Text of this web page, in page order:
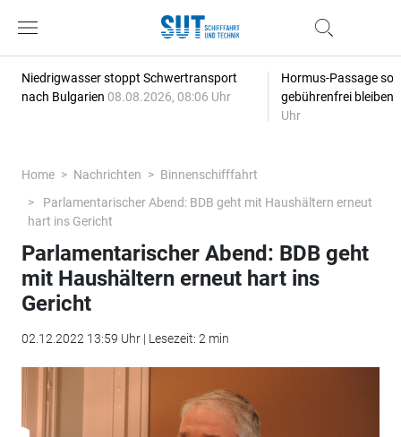
Niedrigwasser stoppt Schwertransport
nach Bulgarien 08.08.2026, 08:06 Uhr
Hormus-Passage
gebührenfrei bleiben
Uhr
Home Nachrichten
Binnenschifffahrt
Parlamentarischer Abend: BDB geht mit Haushältern erneut
hart ins Gericht
Parlamentarischer Abend: BDB geht
mit Haushältern erneut hart ins
Gericht
02.12.2022 13:59 Uhr | Lesezeit: 2 min